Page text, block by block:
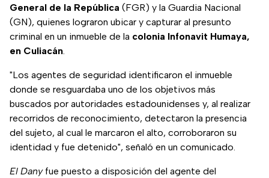
General de la República (FGR) y la Guardia Nacional
(GN), quienes lograron ubicar y capturar al presunto
criminal en un inmueble de la colonia Infonavit Humaya,
en Culiacán.
"Los agentes de seguridad identificaron el inmueble
donde se resguardaba uno de los objetivos más
buscados por autoridades estadounidenses y, al realizar
recorridos de reconocimiento, detectaron la presencia
del sujeto, al cual le marcaron el alto, corroboraron su
identidad y fue detenido", señaló en un comunicado.
El Danyfue puesto a disposición del agente del